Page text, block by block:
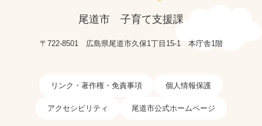
尾道市 子育て支援課
〒722-8501 広島県尾道市久保1丁目15-1 本庁舎1階
リンク・著作権・免責事項 個人情報保護
アクセシビリティ 尾道市公式ホームページ